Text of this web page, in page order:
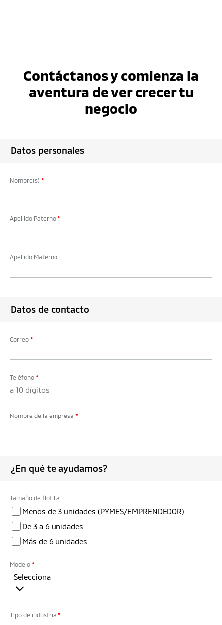
Contáctanos y comienza la
aventura de ver crecer tu
negocio
Datos personales
Nombre(s) *
Apellido Paterno *
Apellido Materno
Datos de contacto
Correo *
Teléfono *
Nombre de la empresa *
¿En qué te ayudamos?
Tamaño de flotilla
Menos de 3 unidades (PYMES/EMPRENDEDOR)
De 3 a 6 unidades
Más de 6 unidades
Modelo *
Selecciona
Tipo de industria *